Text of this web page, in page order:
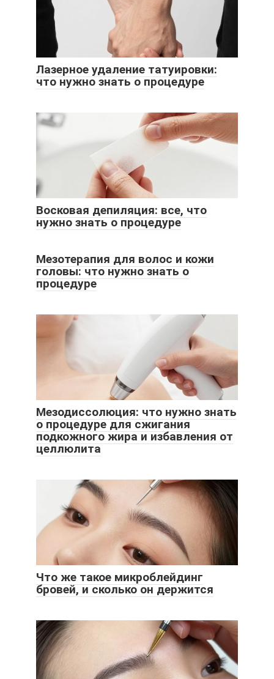
Лазерное удаление татуировки:
что нужно знать о процедуре
Восковая депиляция: все, что
нужно знать о процедуре
Мезотерапия для волос и кожи
головы: что нужно знать о
процедуре
Мезодиссолюция: что нужно знать
о процедуре для сжигания
подкожного жира и избавления от
целлюлита
Что же такое микроблейдинг
бровей, и сколько он держится